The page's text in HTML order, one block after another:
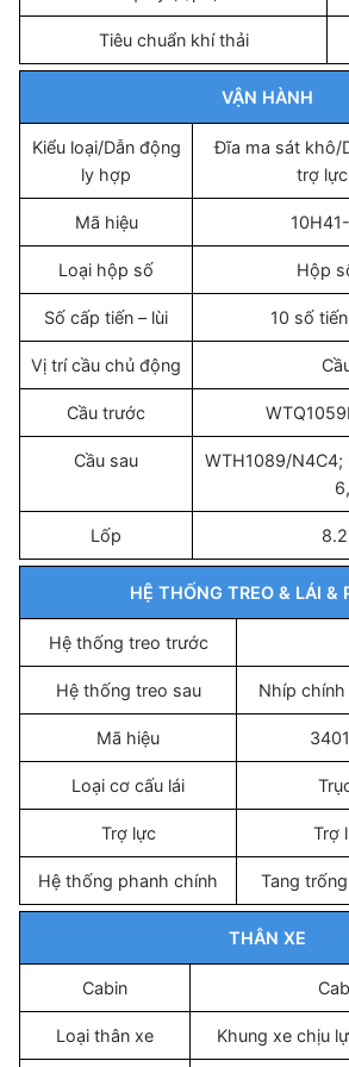
Tiêu chuẩn khí thải
VẬN HÀNH
Kiểu loại/Dẫn động
ly hợp
Đĩa ma sát khô/
trợ
Mã hiệu
Loại hộp số Hộp
Số cấp tiến – lùi 10 số
Vị trí cầu chủ động
Cầu trước
Cầu sau
WTH1089/
Lốp
HỆ THỐNG TREO & LÁI &
Hệ thống treo trước
Hệ thống treo sau Nhíp
Mã hiệu
Loại cơ cấu lái
Trợ lực Trợ
Hệ thống phanh chính Tang
THÂN XE
Cabin
Loại thân xe Khung xe chịu